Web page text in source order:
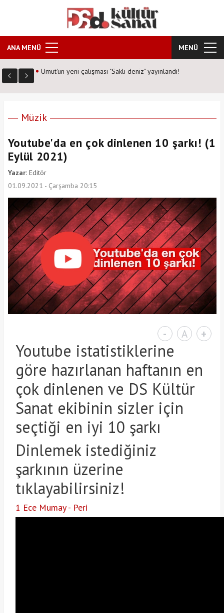
ANA MENÜ MENÜ
Umut'un yeni çalışması "Saklı deniz" yayınlandı!
Müzik
Youtube'da en çok dinlenen 10 şarkı! (1
Eylül 2021)
Yazar:Editör
01.09.2021 - Çarşamba 20:15
- A +
Youtube istatistiklerine
göre hazırlanan haftanın en
çok dinlenen ve DS Kültür
Sanat ekibinin sizler için
seçtiği en iyi 10 şarkı
Dinlemek istediğiniz
şarkının üzerine
tıklayabilirsiniz!
1 Ece Mumay - Peri